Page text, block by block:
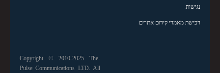
נגישות
רכישת מאמרי קידום אתרים
Copyright © 2010-2025 The-
Pulse Communications LTD. All